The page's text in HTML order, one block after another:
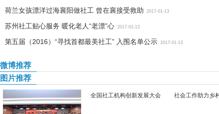
荷兰女孩漂洋过海襄阳做社工 曾在襄接受救助 2017-01-13
苏州社工贴心服务 暖化老人“老漂”心 2017-01-13
第五届（2016）“寻找首都最美社工” 入围名单公示 2017-01-13
微博推荐
图片推荐
全国社工机构创新发展大会 社会工作助力乡